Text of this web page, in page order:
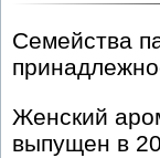
Семейства
Женский
выпущен в